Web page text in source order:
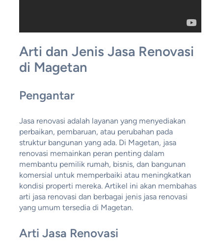
Arti dan Jenis Jasa Renovasi
di Magetan
Pengantar
Jasa renovasi adalah layanan yang menyediakan
perbaikan, pembaruan, atau perubahan pada
struktur bangunan yang ada. Di Magetan, jasa
renovasi memainkan peran penting dalam
membantu pemilik rumah, bisnis, dan bangunan
komersial untuk memperbaiki atau meningkatkan
kondisi properti mereka. Artikel ini akan membahas
arti jasa renovasi dan berbagai jenis jasa renovasi
yang umum tersedia di Magetan.
Arti Jasa Renovasi